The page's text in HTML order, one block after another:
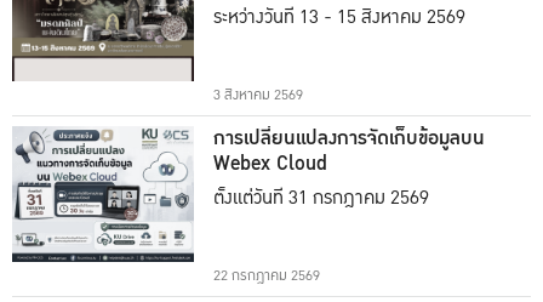
ระหว่างวันที่ 13 - 15 สิงหาคม 2569
3 สิงหาคม 2569
การเปลี่ยนแปลงการจัดเก็บข้อมูลบน
Webex Cloud
ตั้งแต่วันที่ 31 กรกฎาคม 2569
22 กรกฎาคม 2569